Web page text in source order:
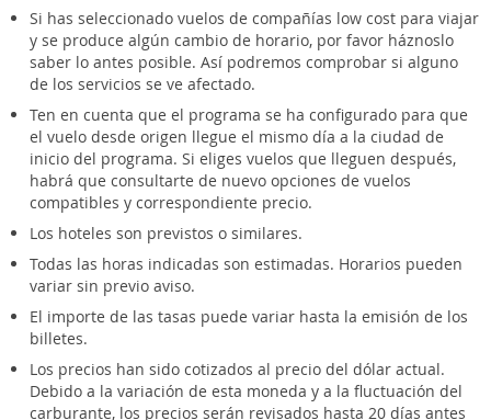
Si has seleccionado vuelos de compañías low cost para viajar
y se produce algún cambio de horario, por favor háznoslo
saber lo antes posible. Así podremos comprobar si alguno
de los servicios se ve afectado.
Ten en cuenta que el programa se ha configurado para que
el vuelo desde origen llegue el mismo día a la ciudad de
inicio del programa. Si eliges vuelos que lleguen después,
habrá que consultarte de nuevo opciones de vuelos
compatibles y correspondiente precio.
Los hoteles son previstos o similares.
Todas las horas indicadas son estimadas. Horarios pueden
variar sin previo aviso.
El importe de las tasas puede variar hasta la emisión de los
billetes.
Los precios han sido cotizados al precio del dólar actual.
Debido a la variación de esta moneda y a la fluctuación del
carburante, los precios serán revisados hasta 20 días antes